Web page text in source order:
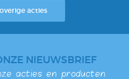
acties
NIEUWSBRIEF
acties en producten